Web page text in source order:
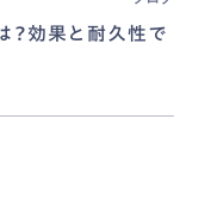
？効果と耐久性で